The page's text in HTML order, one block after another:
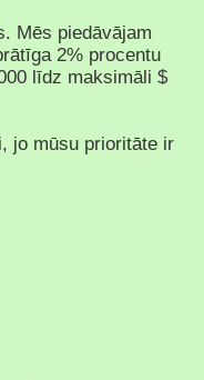
Mēs piedāvājam
2% procentu
līdz maksimāli $
jo mūsu prioritāte ir